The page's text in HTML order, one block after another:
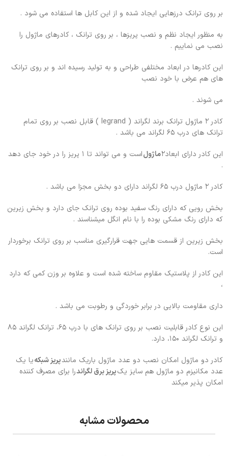
بر روی ترانک درزهایی ایجاد شده و از این کابل ها استفاده می شود .
به منظور ایجاد نظم و نصب پریزها ، بر روی ترانک ، کادرهای ماژول را
نصب می نماییم .
این کادرها در ابعاد مختلفی طراحی و به تولید رسیده اند و بر روی ترانک
های هم عرض با خود نصب
می شوند .
کادر 2 ماژول ترانک برند لگراند ( legrand ) قابل نصب بر روی تمام
ترانک های درب 65 لگراند می باشد .
این کادر دارای ابعاد۲ ماژول
است و می تواند تا ۱ پریز را در خود جای دهد
.
کادر ۲ ماژول درب ۶۵ لگراند دارای دو بخش مجزا می باشد .
بخش رویی که دارای رنگ سفید بوده روی ترانک جای دارد و بخش زیرین
که دارای رنگ مشکی بوده را با نام انگل میشناسند .
بخش زیرین از قسمت هایی جهت قرارگیری مناسب بر روی ترانک برخوردار
است.
این کادر از پلاستیک مقاوم ساخته شده است و علاوه بر وزن کمی که دارد
،
داری مقاومت بالایی در برابر خوردگی و رطوبت می باشد .
این نوع کادر قابلیت نصب بر روی ترانک های با درب ۶۵، ترانک لگراند ۸۵
و ترانک لگراند ۱۵۰، دارد.
کادر دو ماژول امکان نصب دو عدد ماژول باریک مانندپریز شبکهیا یک
عدد مکانیزم دو ماژول هم سایز یکپریز برق لگراندرا برای مصرف کننده
امکان پذیر میکند
محصولات مشابه